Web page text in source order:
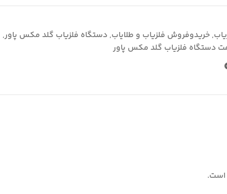
, خریدوفروش فلزیاب و طلایاب, دستگاه فلزیاب گلد مکس پاور,
دستگاه فلزیاب گلد مکس پاور